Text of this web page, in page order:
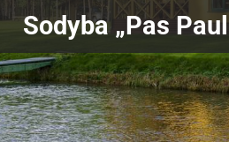
Sodyba „Pas